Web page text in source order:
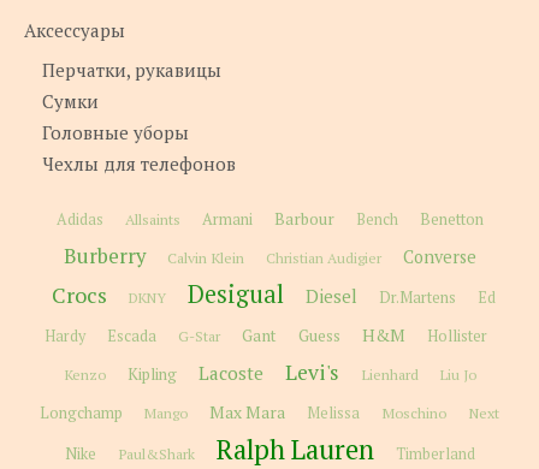
Аксессуары
Перчатки, рукавицы
Сумки
Головные уборы
Чехлы для телефонов
Adidas Allsaints Armani Barbour Bench Benetton
Burberry Calvin Klein Christian Audigier Converse
Crocs DKNY Desigual Diesel Dr.Martens
Ed
Hardy
Escada G-Star Gant Guess H&M Hollister
Kenzo Kipling Lacoste Levi's Lienhard Liu Jo
Longchamp Mango Max Mara Melissa Moschino
Next
Nike
Paul&Shark Ralph Lauren Timberland